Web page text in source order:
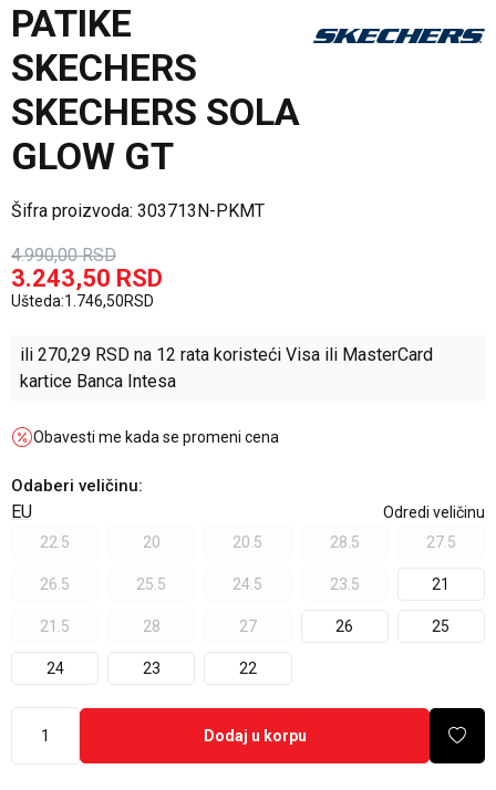
PATIKE
SKECHERS
SKECHERS SOLA
GLOW GT
Šifra proizvoda: 303713N-PKMT
4.990,00 RSD
3.243,50 RSD
Ušteda:1.746,50RSD
ili 270,29 RSD na 12 rata koristeći Visa ili MasterCard
kartice Banca Intesa
Obavesti me kada se promeni cena
Odaberi veličinu:
EU
Odredi veličinu
22.5
20 20.5 28.5 27.5
26.5 25.5 24.5 23.5 21
21.5 28 27 26 25
24 23 22
Dodaj u korpu